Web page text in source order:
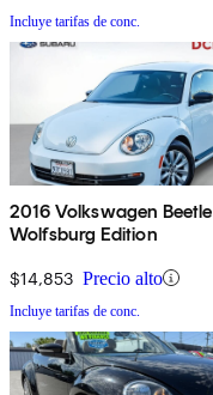
Incluye tarifas de conc.
2016 Volkswagen Beetle
Wolfsburg Edition
$14,853 Precio alto
Incluye tarifas de conc.